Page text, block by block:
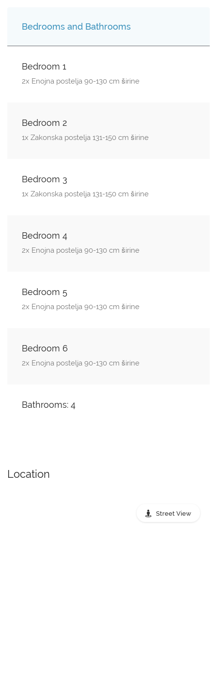
Bedrooms and Bathrooms
Bedroom 1
2x Enojna postelja 90-130 cm širine
Bedroom 2
1x Zakonska postelja 131-150 cm širine
Bedroom 3
1x Zakonska postelja 131-150 cm širine
Bedroom 4
2x Enojna postelja 90-130 cm širine
Bedroom 5
2x Enojna postelja 90-130 cm širine
Bedroom 6
2x Enojna postelja 90-130 cm širine
Bathrooms: 4
Location
Street View